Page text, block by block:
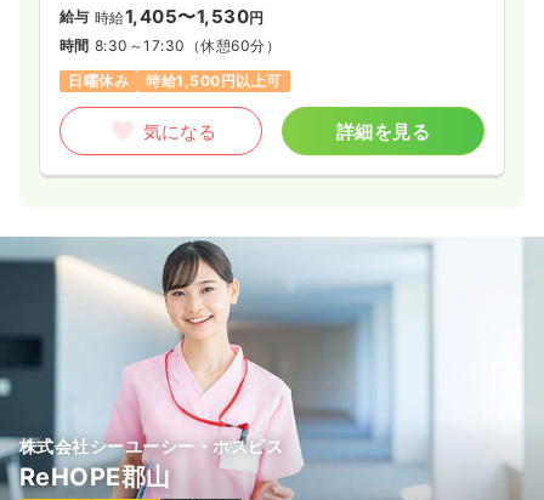
給与 時給1,405〜1,530円
時間 8:30～17:30 （休憩60分）
日曜休み
時給1,500円以上可
気になる 詳細を見る
株式会社シーユーシー・ホスピス
ReHOPE郡山